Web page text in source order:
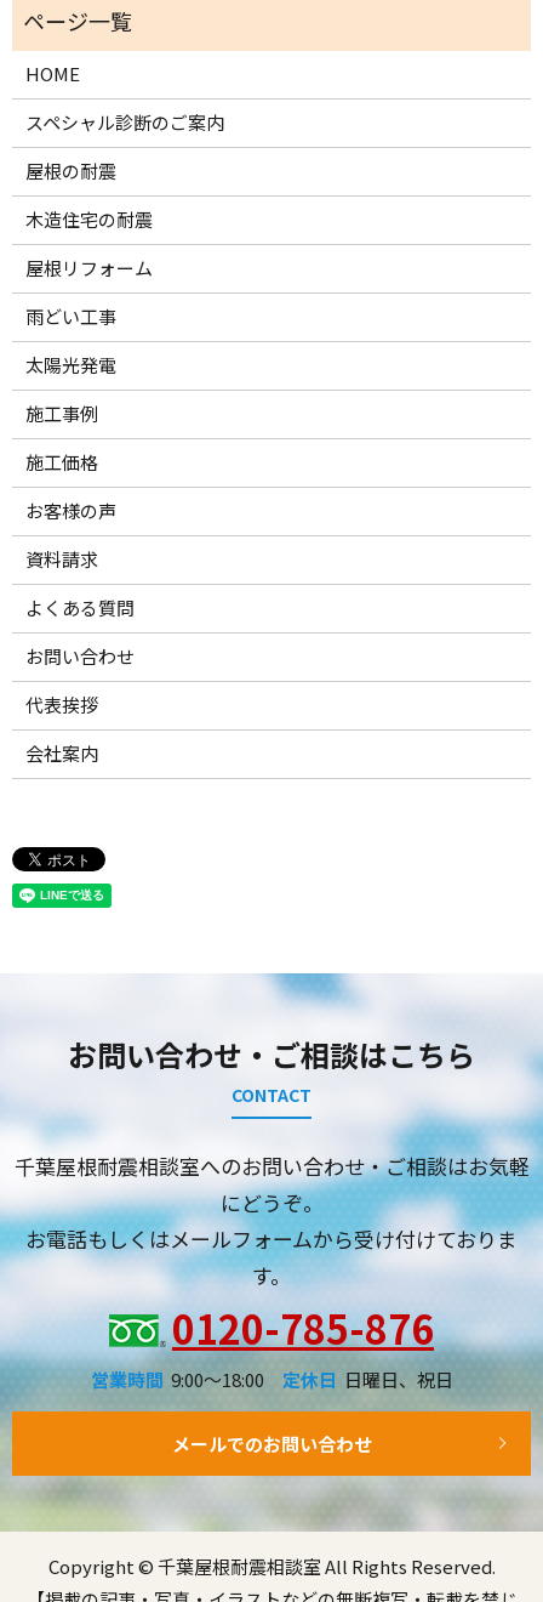
HOME
スペシャル診断のご案内
屋根の耐震
木造住宅の耐震
屋根リフォーム
雨どい工事
太陽光発電
施工事例
施工価格
お客様の声
資料請求
よくある質問
お問い合わせ
代表挨拶
会社案内
お問い合わせ・ご相談はこちら
CONTACT
千葉屋根耐震相談室へのお問い合わせ・ご相談はお気軽
にどうぞ。
お電話もしくはメールフォームから受け付けておりま
す。
0120-785-876
営業時間 9:00～18:00 定休日 日曜日、祝日
メールでのお問い合わせ
Copyright © 千葉屋根耐震相談室 All Rights Reserved.